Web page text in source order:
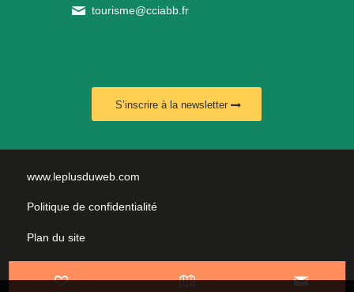
tourisme@cciabb.fr
S’inscrire à la newsletter
www.leplusduweb.com
Politique de confidentialité
Plan du site